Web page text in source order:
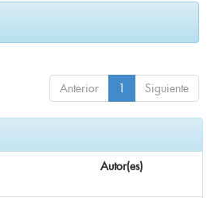
Anterior 1 Siguiente
Autor(es)